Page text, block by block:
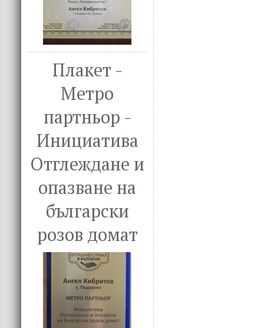
Плакет -
Метро
партньор -
Инициатива
Отглеждане и
опазване на
български
розов домат